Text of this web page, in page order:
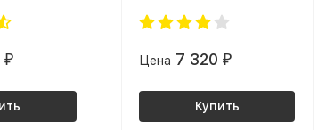
₽ Цена 7 320 ₽
Купить